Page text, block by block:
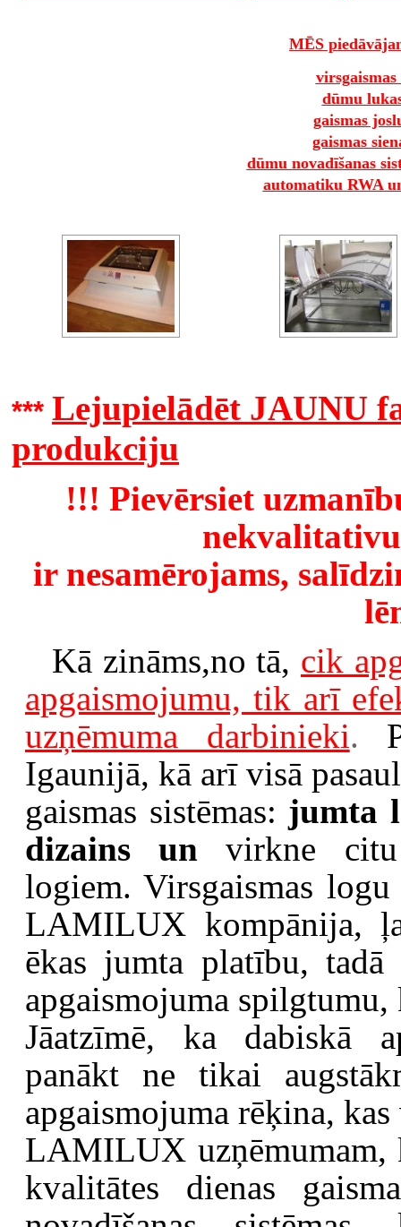
MĒS
virsgaismas
dūmu
gaismas
gaismas
dūmu novadīšanas
automatiku RWA
*** Lejupielādēt JAUNU
produkciju
!!! Pievērsiet
ir nesamērojams,
Kā zināms,no tā, cik
apgaismojumu, tik arī
uzņēmuma darbinieki.
Igaunijā, kā arī visā
gaismas sistēmas: jumta
dizains unvirkne citu
logiem. Virsgaismas
LAMILUX kompānija,
ēkas jumta platību,
apgaismojuma
Jāatzīmē, ka dabiskā
panākt ne tikai
apgaismojuma rēķina,
LAMILUX uzņēmumam,
kvalitātes dienas